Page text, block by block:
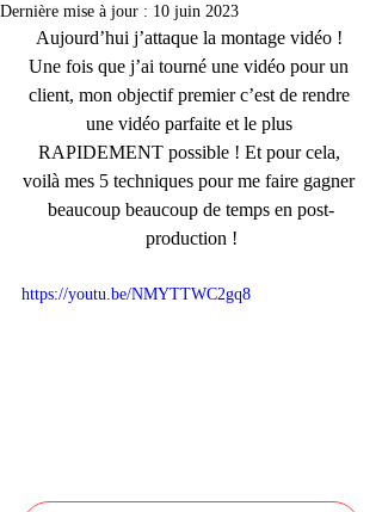
Dernière mise à jour : 10 juin 2023
Aujourd’hui j’attaque la montage vidéo !
Une fois que j’ai tourné une vidéo pour un
client, mon objectif premier c’est de rendre
une vidéo parfaite et le plus
RAPIDEMENT possible ! Et pour cela,
voilà mes 5 techniques pour me faire gagner
beaucoup beaucoup de temps en post-
production !
https://youtu.be/NMYTTWC2gq8